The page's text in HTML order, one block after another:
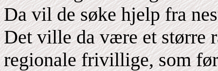
Da vil de søke hjelp fra
Det ville da være et større
regionale frivillige, som